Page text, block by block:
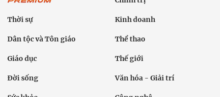
Thời sự Kinh doanh
Dân tộc và Tôn giáo Thể thao
Giáo dục Thế giới
Đời sống Văn hóa - Giải trí